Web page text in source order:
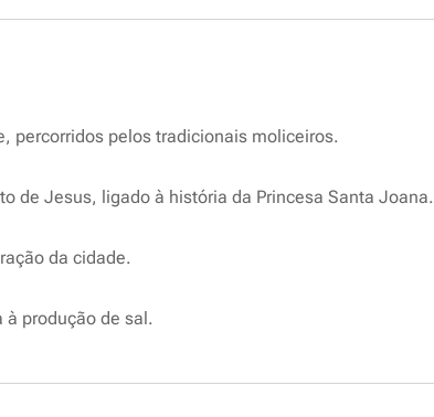
percorridos pelos tradicionais moliceiros.
de Jesus, ligado à história da Princesa Santa Joana.
da cidade.
à produção de sal.